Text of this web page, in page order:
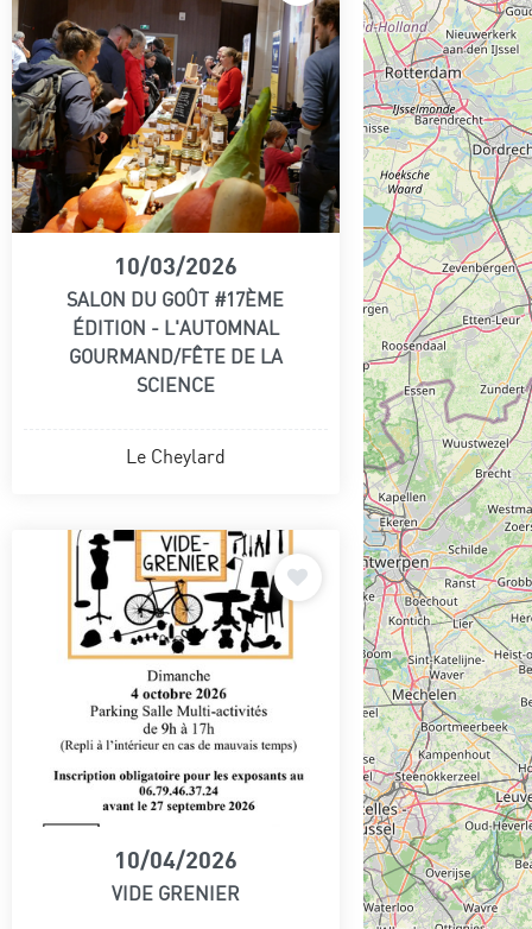
10/03/2026
SALON DU GOÛT #17ÈME
ÉDITION - L'AUTOMNAL
GOURMAND/FÊTE DE LA
SCIENCE
Le Cheylard
10/04/2026
VIDE GRENIER